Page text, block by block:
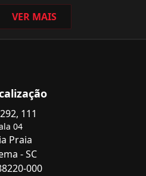
VER MAIS
111
04
Praia
- SC
000